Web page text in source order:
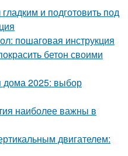
и подготовить под
пошаговая инструкция
бетон своими
дома 2025: выбор
наиболее важны в
двигателем: